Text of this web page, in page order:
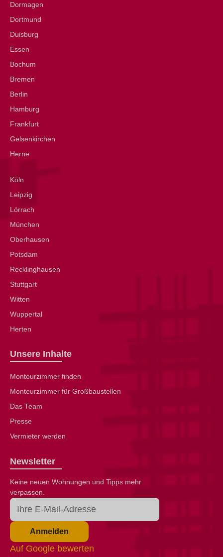
Dormagen
Dortmund
Duisburg
Essen
Bochum
Bremen
Berlin
Hamburg
Frankfurt
Gelsenkirchen
Herne
Köln
Leipzig
Lörrach
München
Oberhausen
Potsdam
Recklinghausen
Stuttgart
Witten
Wuppertal
Herten
Unsere Inhalte
Monteurzimmer finden
Monteurzimmer für Großbaustellen
Das Team
Presse
Vermieter werden
Newsletter
Keine neuen Wohnungen und Tipps mehr
verpassen.
Anmelden
Auf Google bewerten